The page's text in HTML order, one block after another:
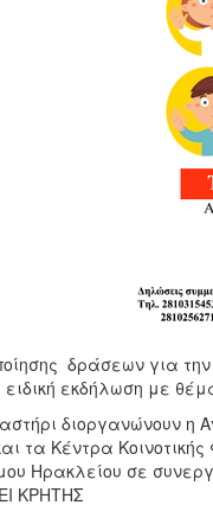
δράσεων για
εκδήλωση με
διοργανώνουν η
τα Κέντρα
Ηρακλείου σε
ΚΡΗΤΗΣ